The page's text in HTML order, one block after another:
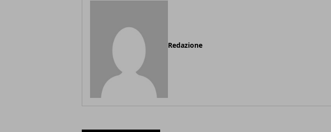
Redazione